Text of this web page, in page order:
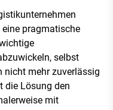
eine pragmatische
selbst
nicht mehr zuverlässig
die Lösung den
mit